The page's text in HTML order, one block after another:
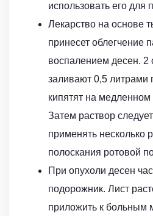
использовать его для
Лекарство на основе
принесет облегчение
воспалением десен. 2
заливают 0,5 литрами
кипятят на медленном
Затем раствор
применять несколько
полоскания ротовой
При опухоли десен
подорожник. Лист
приложить к больным